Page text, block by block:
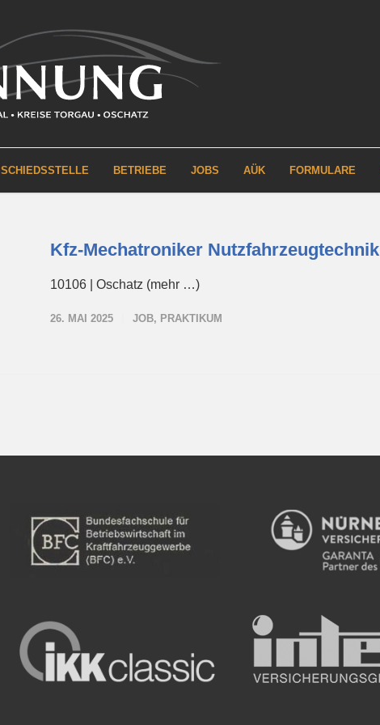
SCHIEDSSTELLE BETRIEBE JOBS AÜK FORMULARE
Kfz-Mechatroniker Nutzfahrzeugtechnik
10106 | Oschatz (mehr …)
26. MAI 2025 JOB, PRAKTIKUM